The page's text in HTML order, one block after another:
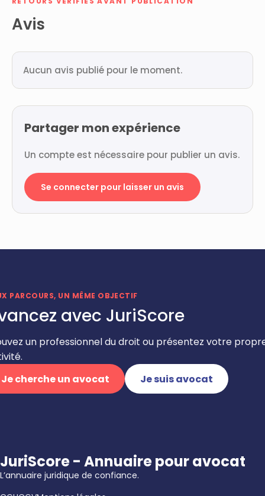
Avis
Aucun avis publié pour le moment.
Partager mon expérience
Un compte est nécessaire pour publier un avis.
Se connecter pour laisser un avis
PARCOURS, UN MÊME OBJECTIF
avec JuriScore
un professionnel du droit ou présentez votre
Je cherche un avocat
Je suis avocat
JuriScore - Annuaire pour avocat
L’annuaire juridique de confiance.